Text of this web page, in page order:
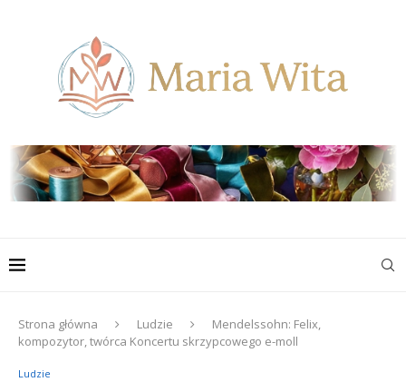
Strona główna Ludzie
Mendelssohn: Felix,
kompozytor, twórca Koncertu skrzypcowego e-moll
Ludzie